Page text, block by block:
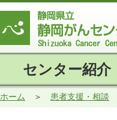
センター紹介
ホーム 患者支援・相談